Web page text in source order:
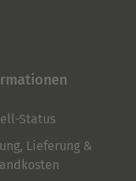
Status
Lieferung &